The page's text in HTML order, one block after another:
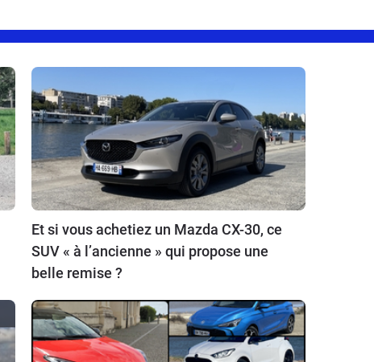
Et si vous achetiez un Mazda CX-30, ce
SUV « à l’ancienne » qui propose une
belle remise ?